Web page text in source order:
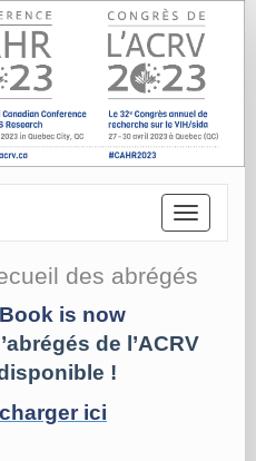
Toggle
des abrégés
is now
de l’ACRV
!
ici